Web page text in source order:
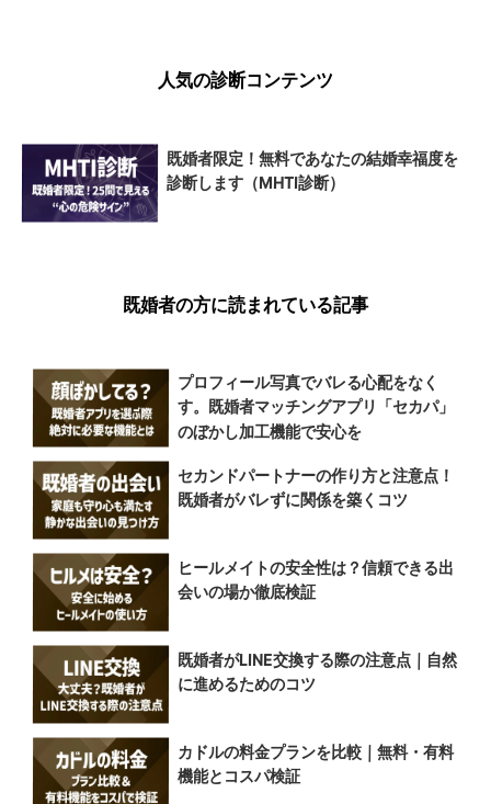
人気の診断コンテンツ
既婚者限定！無料であなたの結婚幸福度を
診断します（MHTI診断）
既婚者の方に読まれている記事
プロフィール写真でバレる心配をなく
す。既婚者マッチングアプリ「セカパ」
のぼかし加工機能で安心を
セカンドパートナーの作り方と注意点！
既婚者がバレずに関係を築くコツ
ヒールメイトの安全性は？信頼できる出
会いの場か徹底検証
既婚者がLINE交換する際の注意点｜自然
に進めるためのコツ
カドルの料金プランを比較｜無料・有料
機能とコスパ検証